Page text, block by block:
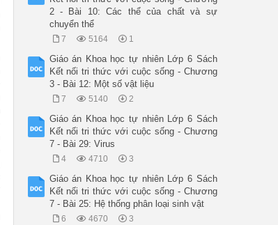
2 - Bài 10: Các thể của chất và sự
chuyển thể
7 5164 1
Giáo án Khoa học tự nhiên Lớp 6 Sách
Kết nối tri thức với cuộc sống - Chương
3 - Bài 12: Một số vật liệu
7 5140 2
Giáo án Khoa học tự nhiên Lớp 6 Sách
Kết nối tri thức với cuộc sống - Chương
7 - Bài 29: Virus
4 4710 3
Giáo án Khoa học tự nhiên Lớp 6 Sách
Kết nối tri thức với cuộc sống - Chương
7 - Bài 25: Hệ thống phân loại sinh vật
6 4670 3